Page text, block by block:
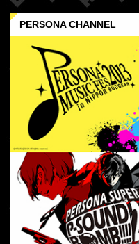
PERSONA CHANNEL